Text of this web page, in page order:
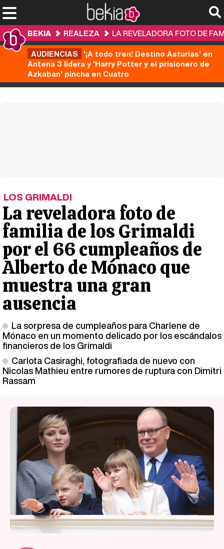
BEKIA REALEZA
LA REVELADORA FOTO DE
AUDIENCIAS '¡A todo tren! Destino Asturias' en
Antena 3 lidera y 'Harry Potter y el prisionero de
Azkaban' pincha en Cuatro
LOS GRIMALDI
La reveladora foto de
familia de los Grimaldi
por el 66 cumpleaños de
Alberto de Mónaco que
muestra una gran
ausencia
La sorpresa de cumpleaños para Charlene de
Mónaco en un momento delicado por los escándalos
financieros de los Grimaldi
Carlota Casiraghi, fotografiada de nuevo con
Nicolas Mathieu entre rumores de ruptura con Dimitri
Rassam